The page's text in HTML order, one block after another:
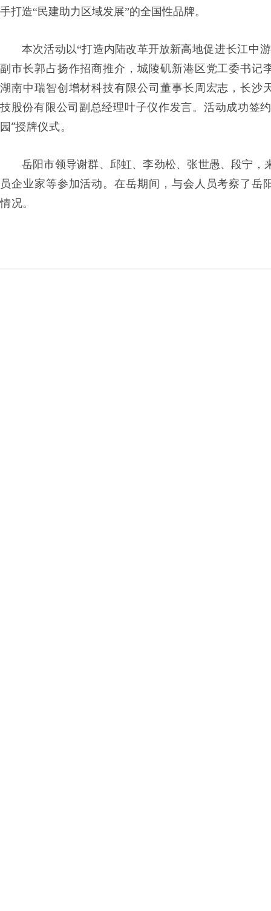
手打造“民建助力区域发展”的全国性品牌。
本次活动以“打造内陆改革开放新高地促进长江中
副市长郭占扬作招商推介，城陵矶新港区党工委书
湖南中瑞智创增材科技有限公司董事长周宏志，长
技股份有限公司副总经理叶子仪作发言。活动成功签
园”授牌仪式。
岳阳市领导谢群、邱虹、李劲松、张世愚、段宁，
员企业家等参加活动。在岳期间，与会人员考察了
情况。